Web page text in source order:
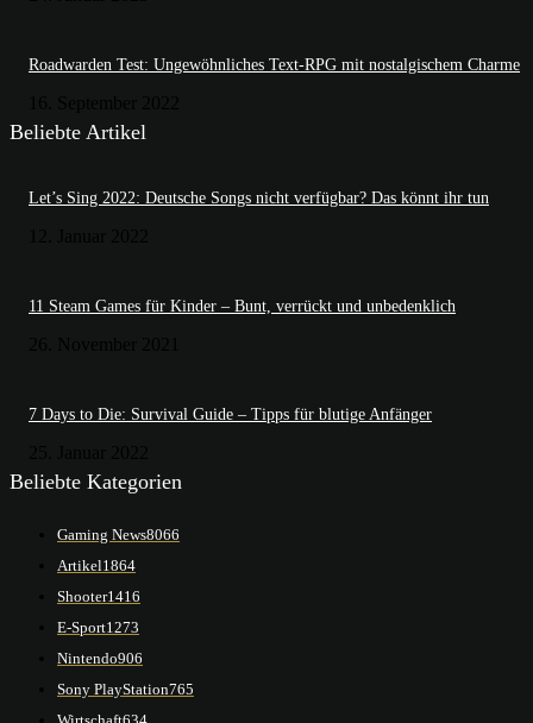
Roadwarden Test: Ungewöhnliches Text-RPG mit nostalgischem Charme
Beliebte Artikel
Let’s Sing 2022: Deutsche Songs nicht verfügbar? Das könnt ihr tun
11 Steam Games für Kinder – Bunt, verrückt und unbedenklich
7 Days to Die: Survival Guide – Tipps für blutige Anfänger
Beliebte Kategorien
Gaming News8066
Artikel1864
Shooter1416
E-Sport1273
Nintendo906
Sony PlayStation765